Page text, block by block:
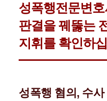
선임,
형법
제297조
준강간
대표변호사
총괄
성폭행전문변
판결을 꿰뚫는
지휘를 확인하
성폭행 혐의, 수